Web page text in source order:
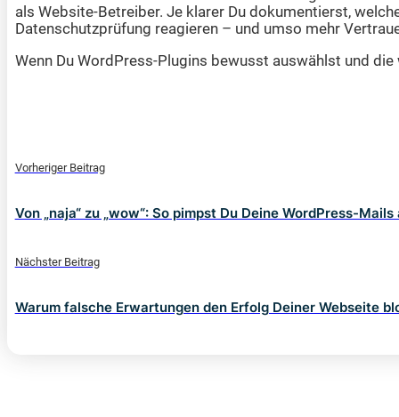
als Website-Betreiber. Je klarer Du dokumentierst,
Datenschutzprüfung reagieren – und umso mehr
Wenn Du WordPress-Plugins bewusst auswählst und
Vorheriger Beitrag
Von „naja“ zu „wow“: So pimpst Du Deine WordPress-Mails
Nächster Beitrag
Warum falsche Erwartungen den Erfolg Deiner Webseite